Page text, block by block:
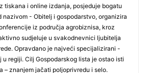
tiskana i online izdanja, posjeduje bogatu
nazivom - Obitelj i gospodarstvo, organizira
iz područja agrobiznisa, kroz
sudjeluje u svakodnevnici ljubitelja
Opravdano je najveći specijalizirani -
u regiji. Cilj Gospodarskog lista je ostao isti
– znanjem jačati poljoprivredu i selo.